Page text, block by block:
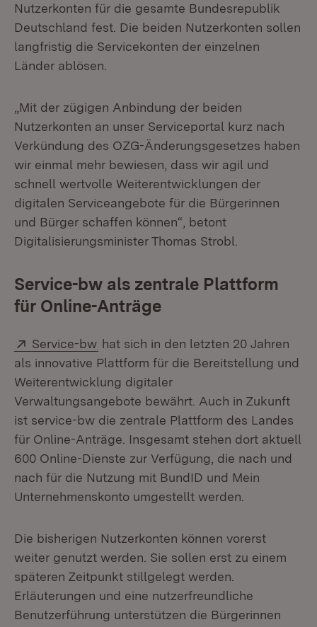
Nutzerkonten für die gesamte Bundesrepublik
Deutschland fest. Die beiden Nutzerkonten sollen
langfristig die Servicekonten der einzelnen
Länder ablösen.
„Mit der zügigen Anbindung der beiden
Nutzerkonten an unser Serviceportal kurz nach
Verkündung des OZG-Änderungsgesetzes haben
wir einmal mehr bewiesen, dass wir agil und
schnell wertvolle Weiterentwicklungen der
digitalen Serviceangebote für die Bürgerinnen
und Bürger schaffen können“, betont
Digitalisierungsminister Thomas Strobl.
Service-bw als zentrale Plattform
für Online-Anträge
Extern:
Service-bw (Öffnet in neuem Fenster)
hat sich in den letzten 20 Jahren
als innovative Plattform für die Bereitstellung und
Weiterentwicklung digitaler
Verwaltungsangebote bewährt. Auch in Zukunft
ist service-bw die zentrale Plattform des Landes
für Online-Anträge. Insgesamt stehen dort aktuell
600 Online-Dienste zur Verfügung, die nach und
nach für die Nutzung mit BundID und Mein
Unternehmenskonto umgestellt werden.
Die bisherigen Nutzerkonten können vorerst
weiter genutzt werden. Sie sollen erst zu einem
späteren Zeitpunkt stillgelegt werden.
Erläuterungen und eine nutzerfreundliche
Benutzerführung unterstützen die Bürgerinnen